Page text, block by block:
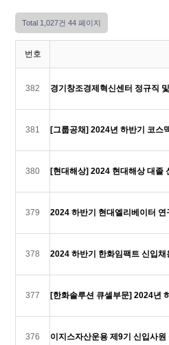
Total 1,027건 44 페이지
번호
382 경기창조경제혁신센터 정규직
381 [그룹공채] 2024년 하반기 코스
380 [현대해상] 2024 현대해상 대졸
379 2024 하반기 현대엘리베이터 연
378 2024 하반기 한화임팩트 신입
377 [한화솔루션 큐셀부문] 2024년
376 이지스자산운용 제9기 신입사원